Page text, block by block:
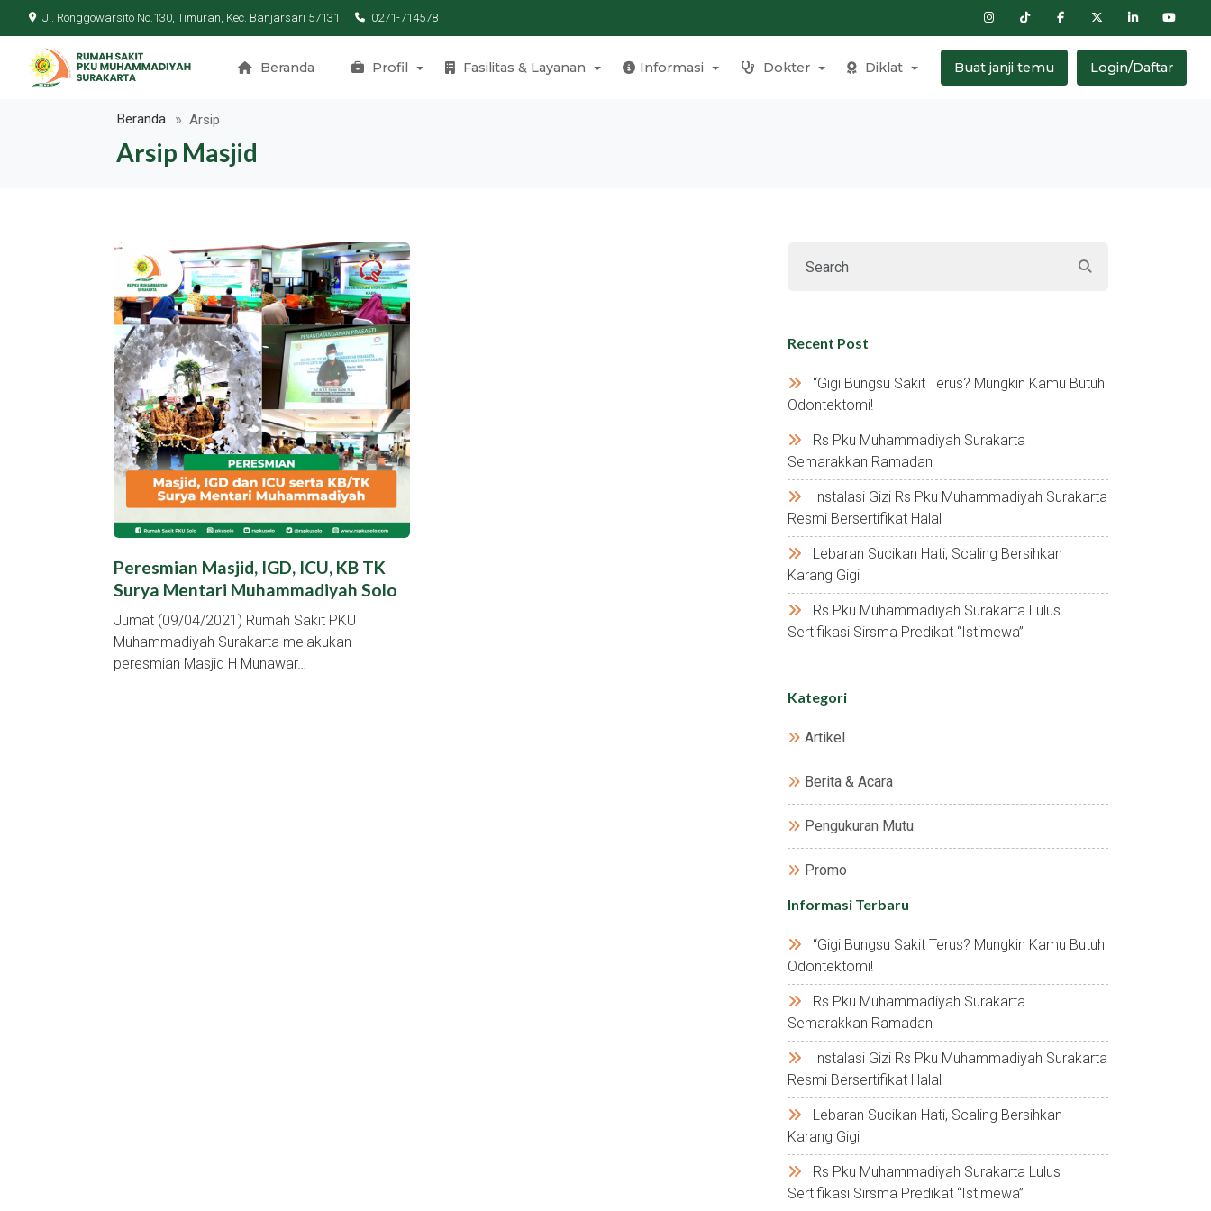
Jl. Ronggowarsito No.130, Timuran, Kec. Banjarsari 57131 0271-714578
Beranda Profil Fasilitas & Layanan Informasi Dokter Diklat Buat janji temu Login/Daftar
Beranda Arsip
Arsip Masjid
Peresmian Masjid, IGD, ICU, KB TK
Surya Mentari Muhammadiyah Solo
Jumat (09/04/2021) Rumah Sakit PKU
Muhammadiyah Surakarta melakukan
peresmian Masjid H Munawar…
Recent Post
“gigi Bungsu Sakit Terus? Mungkin Kamu Butuh
Odontektomi!
Rs Pku Muhammadiyah Surakarta
Semarakkan Ramadan
Instalasi Gizi Rs Pku Muhammadiyah Surakarta
Resmi Bersertifikat Halal
Lebaran Sucikan Hati, Scaling Bersihkan
Karang Gigi
Rs Pku Muhammadiyah Surakarta Lulus
Sertifikasi Sirsma Predikat “istimewa”
Kategori
Artikel
Berita & Acara
Pengukuran Mutu
Promo
Informasi Terbaru
“gigi Bungsu Sakit Terus? Mungkin Kamu Butuh
Odontektomi!
Rs Pku Muhammadiyah Surakarta
Semarakkan Ramadan
Instalasi Gizi Rs Pku Muhammadiyah Surakarta
Resmi Bersertifikat Halal
Lebaran Sucikan Hati, Scaling Bersihkan
Karang Gigi
Rs Pku Muhammadiyah Surakarta Lulus
Sertifikasi Sirsma Predikat “istimewa”